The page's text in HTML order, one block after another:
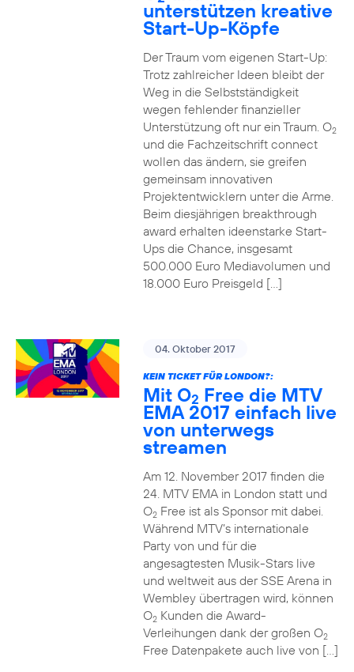
unterstützen kreative
Start-Up-Köpfe
Der Traum vom eigenen Start-Up:
Trotz zahlreicher Ideen bleibt der
Weg in die Selbstständigkeit
wegen fehlender finanzieller
Unterstützung oft nur ein Traum. O2
und die Fachzeitschrift connect
wollen das ändern, sie greifen
gemeinsam innovativen
Projektentwicklern unter die Arme.
Beim diesjährigen breakthrough
award erhalten ideenstarke Start-
Ups die Chance, insgesamt
500.000 Euro Mediavolumen und
18.000 Euro Preisgeld […]
04. Oktober 2017
KEIN TICKET FÜR LONDON?:
Mit O2 Free die MTV
EMA 2017 einfach live
von unterwegs
streamen
Am 12. November 2017 finden die
24. MTV EMA in London statt und
O2Free ist als Sponsor mit dabei.
Während MTV’s internationale
Party von und für die
angesagtesten Musik-Stars live
und weltweit aus der SSE Arena in
Wembley übertragen wird, können
O2Kunden die Award-
Verleihungen dank der großen O2
Free Datenpakete auch live von […]